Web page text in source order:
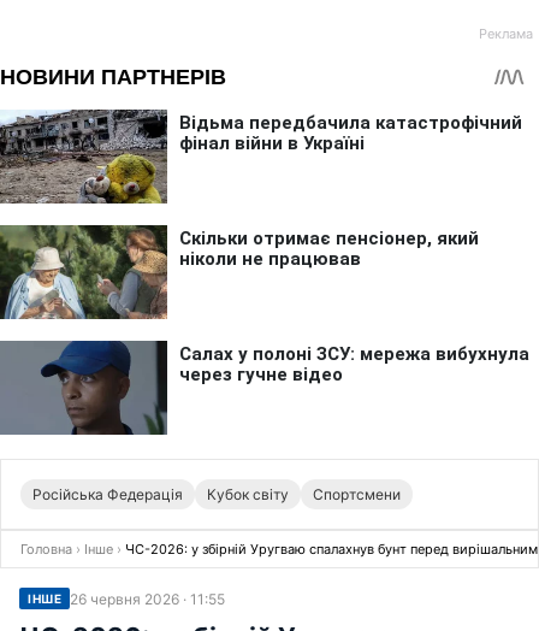
Російська Федерація Кубок світу Спортсмени
Головна › Інше › ЧС-2026: у збірній Уругваю спалахнув бунт перед вирішальним
ІНШЕ 26 червня 2026 · 11:55